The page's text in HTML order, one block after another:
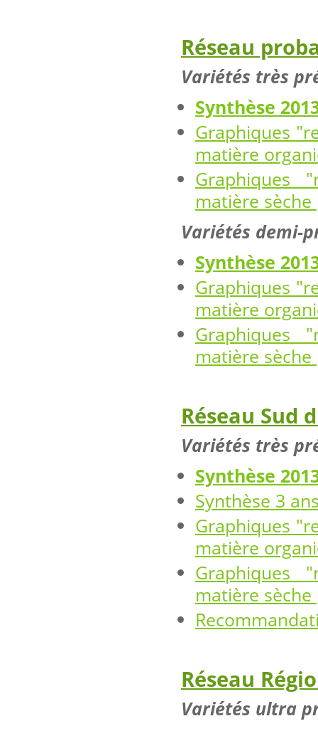
Réseau
Variétés très
Synthèse
Graphiques
matière
Graphiques
matière
Variétés demi-
Synthèse
Graphiques
matière
Graphiques
matière
Réseau Sud
Variétés très
Synthèse
Synthèse 3
Graphiques
matière
Graphiques
matière
Réseau
Variétés ultra